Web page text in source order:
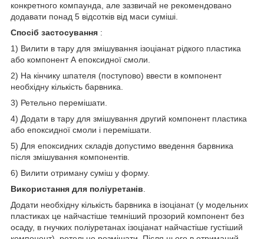
конкретного компаунда, але зазвичай не рекомендовано
додавати понад 5 відсотків від маси суміші.
Спосіб застосування :
1) Вилити в тару для змішування ізоціанат рідкого пластика
або компонент А епоксидної смоли.
2) На кінчику шпателя (поступово) ввести в компонент
необхідну кількість барвника.
3) Ретельно перемішати.
4) Додати в тару для змішування другий компонент пластика
або епоксидної смоли і перемішати.
5) Для епоксидних складів допустимо введення барвника
після змішування компонентів.
6) Вилити отриману суміш у форму.
Використання для поліуретанів
Додати необхідну кількість барвника в ізоціанат (у модельних
пластиках це найчастіше темніший прозорий компонент без
осаду, в гнучких поліуретанах ізоціанат найчастіше густіший